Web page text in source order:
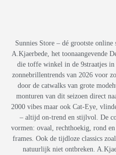
Sunnies Store – dé grootste
A.Kjaerbede, het toonaangevende
die toffe winkel in de 9straatjes
zonnebrillentrends van 2026 voor
door de catwalks van grote
monturen van dit seizoen direct
2000 vibes maar ook Cat-Eye,
– altijd on-trend en stijlvol. De
vormen: ovaal, rechthoekig, rond
frames. Ook de tijdloze classics
natuurlijk niet ontbreken.